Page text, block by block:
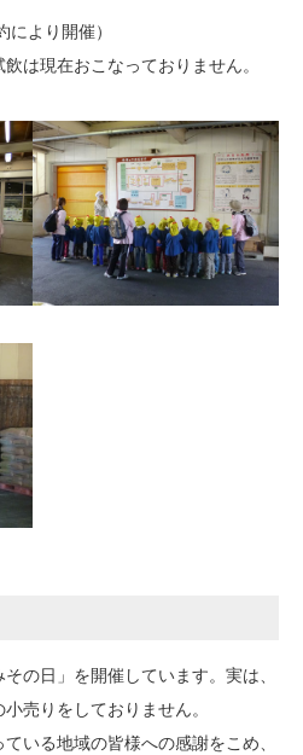
より開催）
は現在おこなっておりません。
の日」を開催しています。実は、
売りをしておりません。
いる地域の皆様への感謝をこめ、